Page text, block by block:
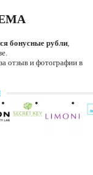
бонусные рубли,
отзыв и фотографии в